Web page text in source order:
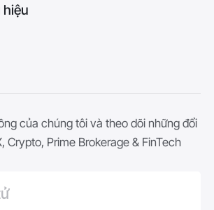
hiệu
của chúng tôi và theo dõi những đổi
Crypto, Prime Brokerage & FinTech